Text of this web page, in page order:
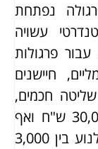
נפתחת
עשויה
של כ-10,000 ש"ח. עבור פרגולות
חיישנים
חכמים,
המחירים יכולים להגיע ל-30,000-50,000 ש"ח ואף
יותר. עלויות ההתקנה עצמה יכולות לנוע בין 3,000